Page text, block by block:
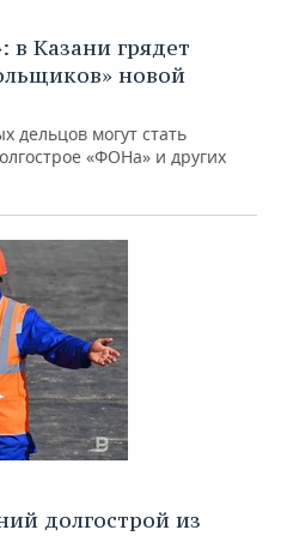
в Казани грядет
новой
дельцов могут стать
«ФОНа» и других
долгострой из